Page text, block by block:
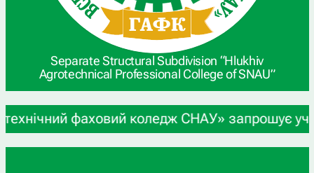
Separate Structural Subdivision “Hlukhiv
Agrotechnical Professional College of SNAU”
фаховий коледж СНАУ» запрошує учнів 9-